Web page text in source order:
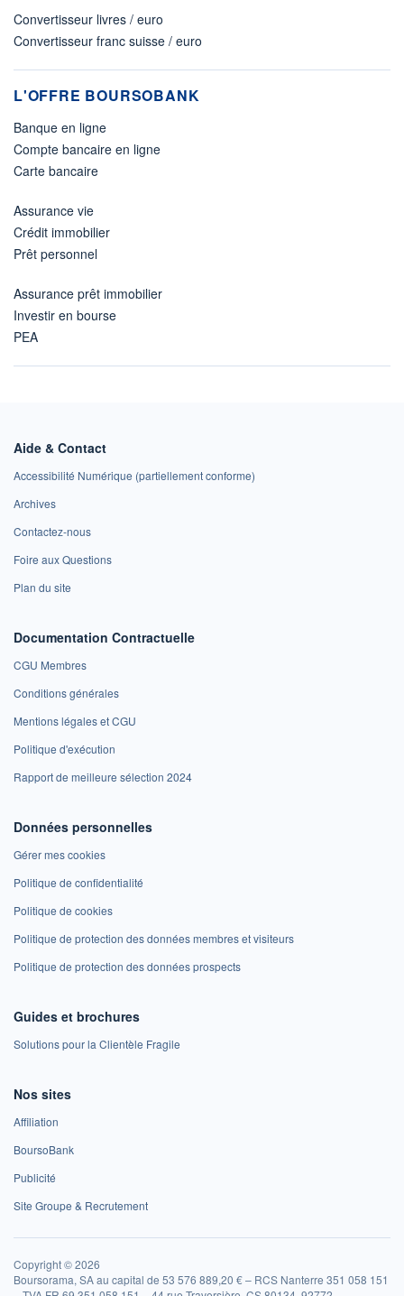
Convertisseur livres / euro
Convertisseur franc suisse / euro
L'OFFRE BOURSOBANK
Banque en ligne
Compte bancaire en ligne
Carte bancaire
Assurance vie
Crédit immobilier
Prêt personnel
Assurance prêt immobilier
Investir en bourse
PEA
Aide & Contact
Accessibilité Numérique (partiellement conforme)
Archives
Contactez-nous
Foire aux Questions
Plan du site
Documentation Contractuelle
CGU Membres
Conditions générales
Mentions légales et CGU
Politique d'exécution
Rapport de meilleure sélection 2024
Données personnelles
Gérer mes cookies
Politique de confidentialité
Politique de cookies
Politique de protection des données membres et visiteurs
Politique de protection des données prospects
Guides et brochures
Solutions pour la Clientèle Fragile
Nos sites
Affiliation
BoursoBank
Publicité
Site Groupe & Recrutement
Copyright © 2026
Boursorama, SA au capital de 53 576 889,20 € – RCS Nanterre 351 058 151